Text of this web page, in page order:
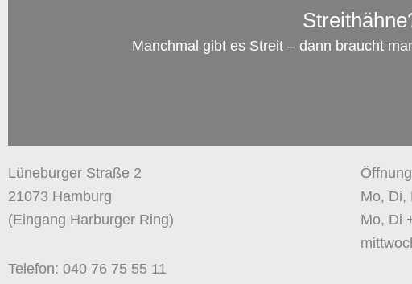
Manchmal gibt es Streit – dann braucht
Lüneburger Straße 2
21073 Hamburg
(Eingang Harburger Ring)
Telefon: 040 76 75 55 11
Mo, Di,
Mo, Di